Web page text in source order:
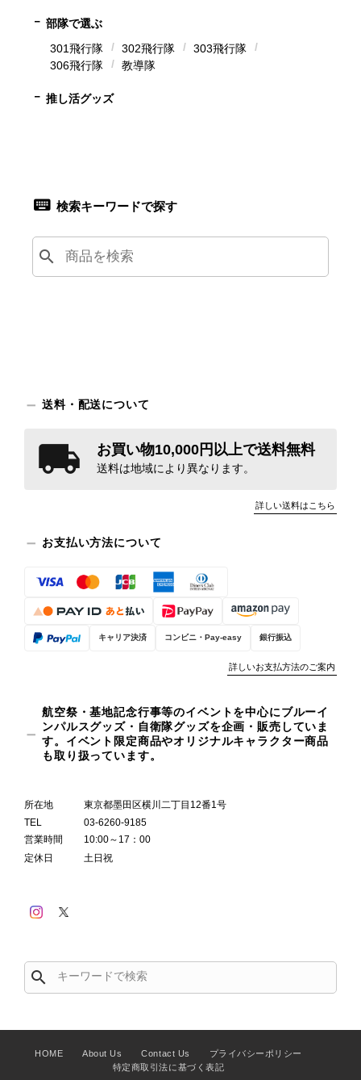
部隊で選ぶ
301飛行隊
302飛行隊
303飛行隊
306飛行隊
教導隊
推し活グッズ
検索キーワードで探す
search
送料・配送について
お買い物10,000円以上で送料無料
送料は地域により異なります。
詳しい送料はこちら
お支払い方法について
キャリア決済 コンビニ・Pay-easy 銀行振込
詳しいお支払方法のご案内
航空祭・基地記念行事等のイベントを中心にブルーイ
ンパルスグッズ・自衛隊グッズを企画・販売していま
す。イベント限定商品やオリジナルキャラクター商品
も取り扱っています。
所在地
東京都墨田区横川二丁目12番1号
TEL
03-6260-9185
営業時間
10:00～17：00
定休日
土日祝
search
HOME About Us Contact Us
プライバシーポリシー
特定商取引法に基づく表記